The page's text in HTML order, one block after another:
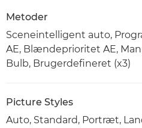
Metoder
Sceneintelligent auto,
AE, Blændeprioritet AE,
Bulb, Brugerdefineret (x3)
Picture Styles
Auto, Standard, Portræt,